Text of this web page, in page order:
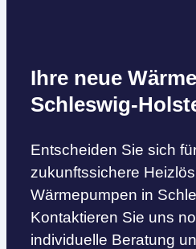
Ihre neue
Schleswig-
Entscheiden Sie sich
zukunftssichere
Wärmepumpen in
Kontaktieren Sie uns
individuelle Beratung